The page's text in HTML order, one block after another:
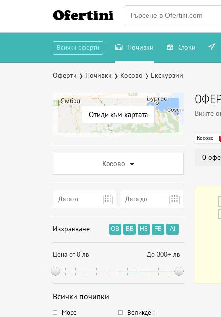
Ofertini
Всички оферти Почивки Стоки
Оферти ❯ Почивки ❯ Косово ❯ Екскурзии
Отиди към картата
Косово
Изхранване OB BB HB FB AI
Цена от 0 лв До 300+ лв
Всички почивки
Море
Великден
Вижте
Косово
0